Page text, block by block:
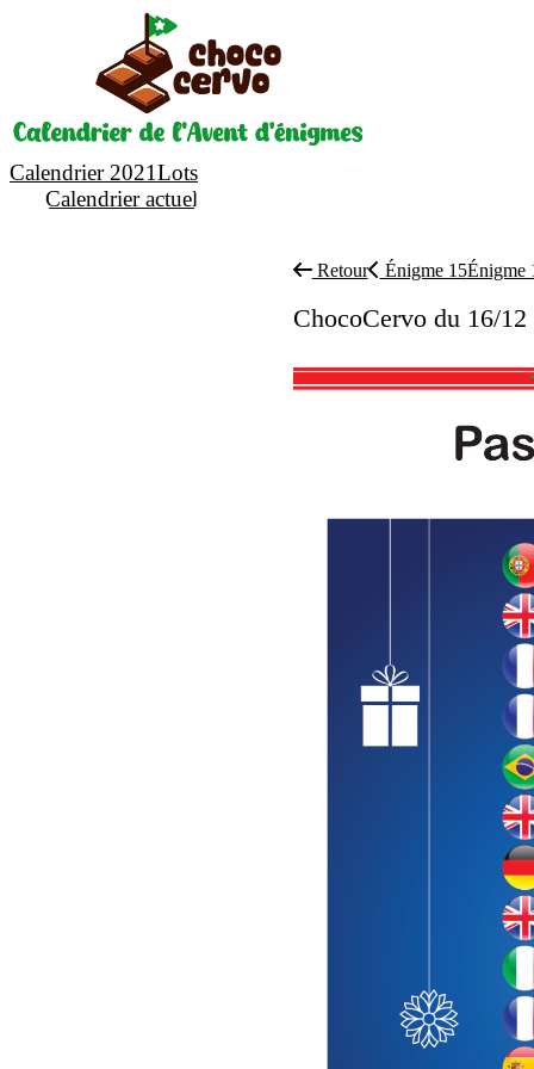
Calendrier 2021Lots
Calendrier actuel
Retour Énigme 15Énigme
ChocoCervo du 16/12